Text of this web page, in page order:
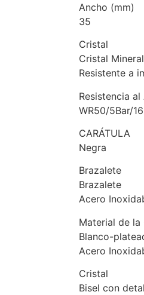
Ancho (mm)
35
Cristal
Cristal Mineral
Resistente a
Resistencia al
WR50/5Bar/
CARÁTULA
Negra
Brazalete
Brazalete
Acero
Material de la
Blanco-
Acero
Cristal
Bisel con